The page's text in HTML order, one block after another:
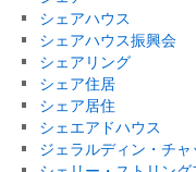
シェアハウス
シェアハウス振興会
シェアリング
シェア住居
シェア居住
シェエアドハウス
ジェラルディン・チャ